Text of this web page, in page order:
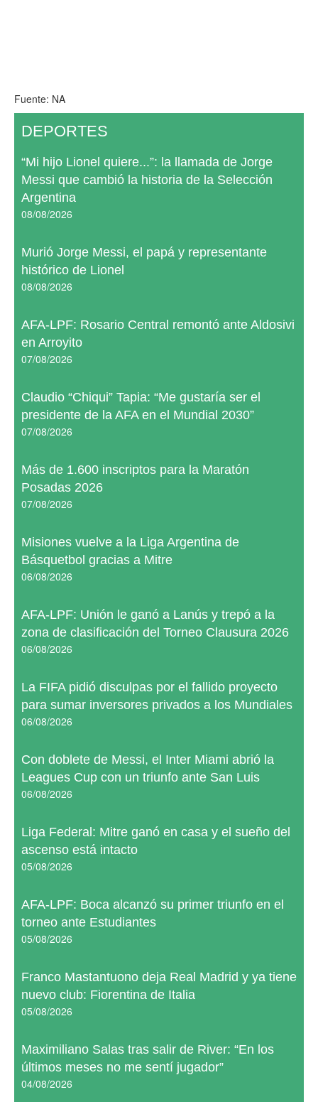
Fuente: NA
DEPORTES
“Mi hijo Lionel quiere...”: la llamada de Jorge
Messi que cambió la historia de la Selección
Argentina
08/08/2026
Murió Jorge Messi, el papá y representante
histórico de Lionel
08/08/2026
AFA-LPF: Rosario Central remontó ante Aldosivi
en Arroyito
07/08/2026
Claudio “Chiqui” Tapia: “Me gustaría ser el
presidente de la AFA en el Mundial 2030”
07/08/2026
Más de 1.600 inscriptos para la Maratón
Posadas 2026
07/08/2026
Misiones vuelve a la Liga Argentina de
Básquetbol gracias a Mitre
06/08/2026
AFA-LPF: Unión le ganó a Lanús y trepó a la
zona de clasificación del Torneo Clausura 2026
06/08/2026
La FIFA pidió disculpas por el fallido proyecto
para sumar inversores privados a los Mundiales
06/08/2026
Con doblete de Messi, el Inter Miami abrió la
Leagues Cup con un triunfo ante San Luis
06/08/2026
Liga Federal: Mitre ganó en casa y el sueño del
ascenso está intacto
05/08/2026
AFA-LPF: Boca alcanzó su primer triunfo en el
torneo ante Estudiantes
05/08/2026
Franco Mastantuono deja Real Madrid y ya tiene
nuevo club: Fiorentina de Italia
05/08/2026
Maximiliano Salas tras salir de River: “En los
últimos meses no me sentí jugador”
04/08/2026